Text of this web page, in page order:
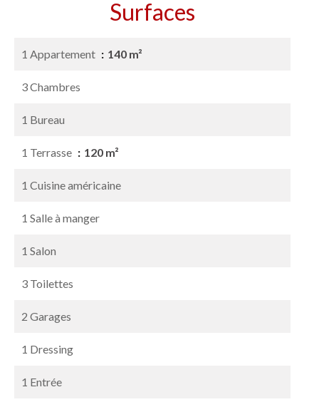
Surfaces
1 Appartement 140 m²
3 Chambres
1 Bureau
1 Terrasse 120 m²
1 Cuisine américaine
1 Salle à manger
1 Salon
3 Toilettes
2 Garages
1 Dressing
1 Entrée